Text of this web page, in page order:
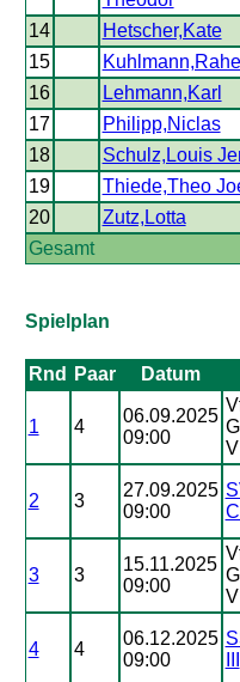
14
Hetscher,Kate
15
Kuhlmann,Rahel
16
Lehmann,Karl
17
Philipp,Niclas
18
Schulz,Louis
19
Thiede,Theo
20
Zutz,Lotta
Gesamt
Spielplan
Rnd Paar Datum
1 4
06.09.2025
09:00
V
2 3
27.09.2025
09:00
3 3
15.11.2025
09:00
V
4 4
06.12.2025
09:00